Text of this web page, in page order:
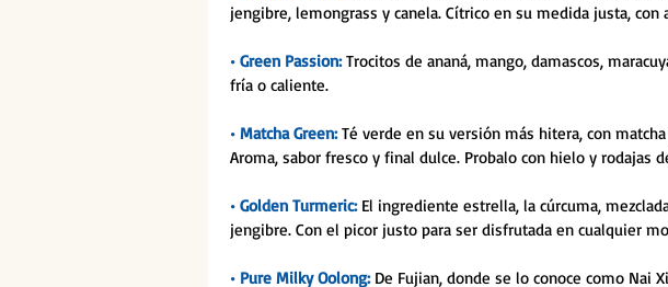
jengibre, lemongrass y canela. Cítrico en su medida justa, con
• Green Passion: Trocitos de ananá, mango, damascos,
fría o caliente.
• Matcha Green: Té verde en su versión más hitera, con
Aroma, sabor fresco y final dulce. Probalo con hielo y rodajas
• Golden Turmeric: El ingrediente estrella, la cúrcuma,
jengibre. Con el picor justo para ser disfrutada en cualquier
• Pure Milky Oolong: De Fujian, donde se lo conoce como Nai